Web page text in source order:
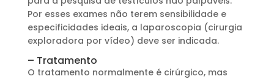
Por esses exames não terem sensibilidade e
especificidades ideais, a laparoscopia (cirurgia
exploradora por vídeo) deve ser indicada.
– Tratamento
O tratamento normalmente é cirúrgico, mas